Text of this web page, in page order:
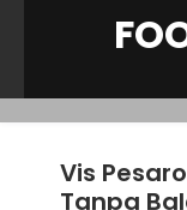
Vis
Tanpa